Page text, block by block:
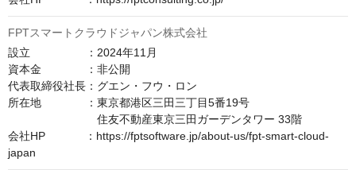
FPTスマートクラウドジャパン株式会社
設立　　　　　：2024年11月
資本金　　　　：非公開
代表取締役社長：グエン・フウ・ロン
所在地　　　　：東京都港区三田三丁目5番19号
住友不動産東京三田ガーデンタワー 33階
会社HP　　　  ：https://fptsoftware.jp/about-us/fpt-smart-cloud-
japan